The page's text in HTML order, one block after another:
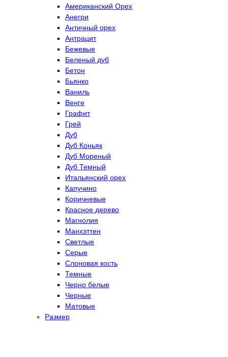
Американский Орех
Анегри
Античный орех
Антрацит
Бежевые
Беленый дуб
Бетон
Бьянко
Ваниль
Венге
Графит
Грей
Дуб
Дуб Коньяк
Дуб Мореный
Дуб Темный
Итальянский орех
Капучино
Коричневые
Красное дерево
Магнолия
Манхэттен
Светлые
Серые
Слоновая кость
Темные
Черно белые
Черные
Матовые
Размер